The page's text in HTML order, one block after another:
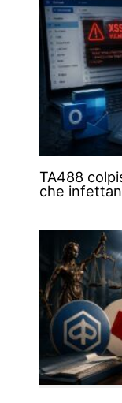
TA488
che